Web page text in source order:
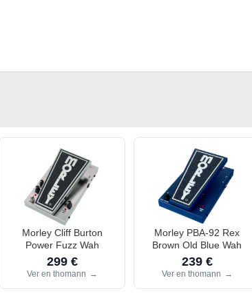
Morley Cliff Burton
Power Fuzz Wah
299 €
Ver en thomann →
Morley PBA-92 Rex
Brown Old Blue Wah
239 €
Ver en thomann →